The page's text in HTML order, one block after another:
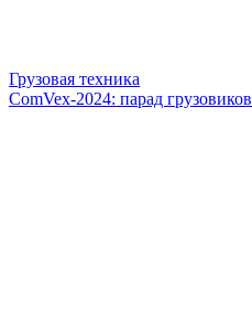
Грузовая техника
ComVex-2024: парад грузовиков